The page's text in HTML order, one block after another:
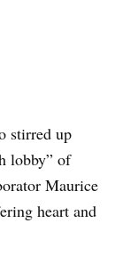
stirred up
lobby” of
Maurice
heart and